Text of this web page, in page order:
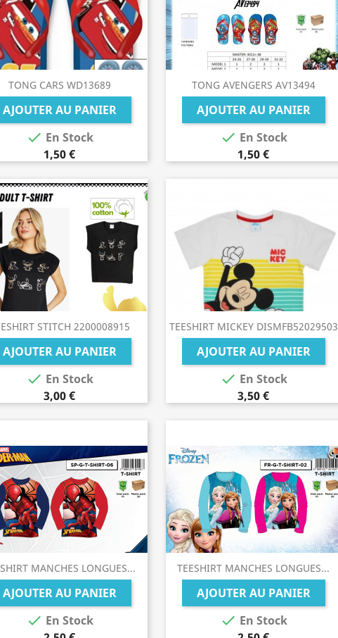
TONG CARS WD13689
AJOUTER AU PANIER
 En Stock
1,50 €
TONG AVENGERS AV13494
AJOUTER AU PANIER
 En Stock
1,50 €
STITCH 2200008915
AJOUTER AU PANIER
 En Stock
3,00 €
TEESHIRT MICKEY DISMFB52029503
AJOUTER AU PANIER
 En Stock
3,50 €
MANCHES LONGUES...
AJOUTER AU PANIER
 En Stock
TEESHIRT MANCHES LONGUES...
AJOUTER AU PANIER
 En Stock